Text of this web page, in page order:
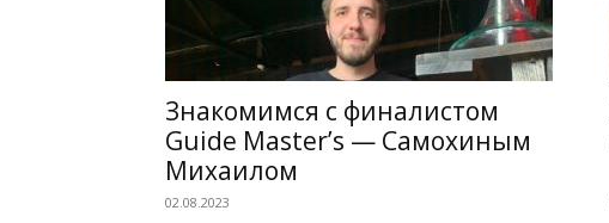
Знакомимся с финалистом
Guide Master’s — Самохиным
Михаилом
02.08.2023